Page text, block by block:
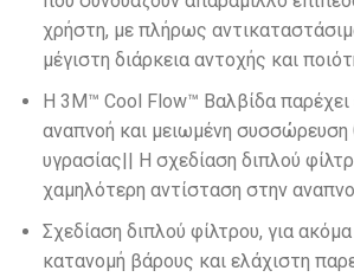
χρήστη, με πλήρως
μέγιστη διάρκεια αντοχής και
Η 3M™ Cool Flow™ Βαλβίδα παρέχει
αναπνοή και μειωμένη συσσώρευση
υγρασίας|| Η σχεδίαση διπλού
χαμηλότερη αντίσταση στην
Σχεδίαση διπλού φίλτρου, για
κατανομή βάρους και ελάχιστη